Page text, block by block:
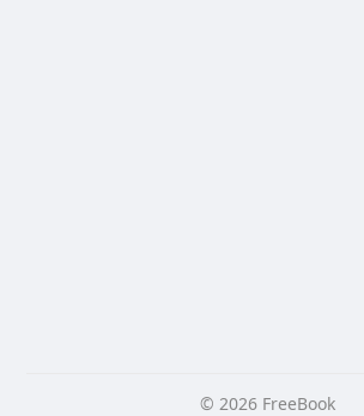
© 2026 FreeBook